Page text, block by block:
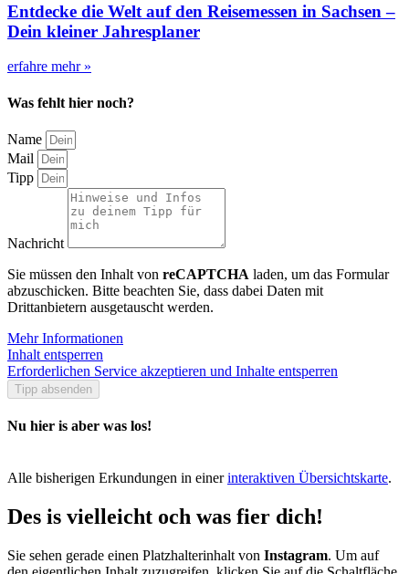
Entdecke die Welt auf den Reisemessen in Sachsen –
Dein kleiner Jahresplaner
erfahre mehr »
Was fehlt hier noch?
Name
Mail
Tipp
Nachricht
Sie müssen den Inhalt von reCAPTCHA laden, um das Formular
abzuschicken. Bitte beachten Sie, dass dabei Daten mit
Drittanbietern ausgetauscht werden.
Mehr Informationen
Inhalt entsperren
Erforderlichen Service akzeptieren und Inhalte entsperren
Tipp absenden
Nu hier is aber was los!
Alle bisherigen Erkundungen in einerinteraktiven Übersichtskarte.
Des is vielleicht och was fier dich!
Sie sehen gerade einen Platzhalterinhalt von Instagram. Um auf